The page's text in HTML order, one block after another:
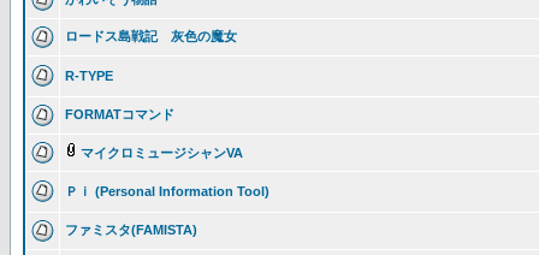
ロードス島戦記 灰色の魔女
R-TYPE
FORMATコマンド
マイクロミュージシャンVA
Ｐｉ (Personal Information Tool)
ファミスタ(FAMISTA)